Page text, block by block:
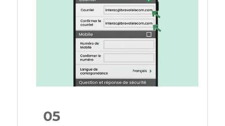
interac@bravotelecom.com
Confirmer le courriel :
interac@bravotelecom.com